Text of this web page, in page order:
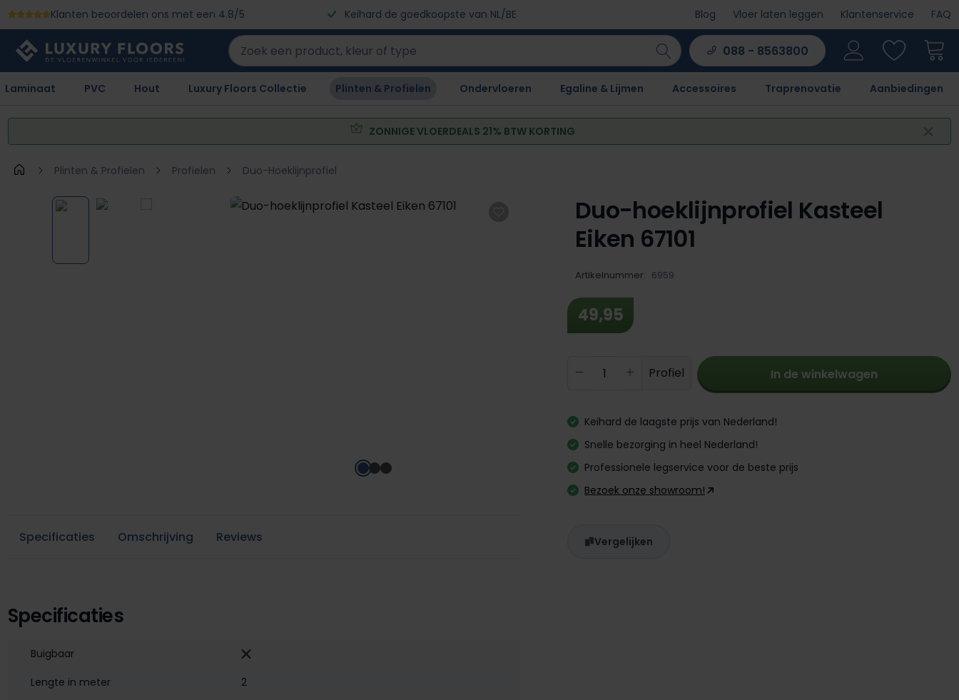
naar de hoofdinhoud
Ga naar de zoekopdracht
Ga naar de hoofdnavigatie
Klanten beoordelen ons met een 4.8/5 Keihard de goedkoopste van NL/BE Blog Vloer laten leggen Klantenservice FAQ
088 - 8563800
Laminaat PVC Hout Luxury Floors Collectie Plinten & Profielen Ondervloeren Egaline & Lijmen Accessoires Traprenovatie Aanbiedingen
ZONNIGE VLOERDEALS 21% BTW KORTING
Plinten & Profielen Profielen Duo-Hoeklijnprofiel
Afbeeldingengalerij overslaan
Specificaties Omschrijving Reviews
Specificaties
Buigbaar
Lengte in meter
2
Duo-hoeklijnprofiel Kasteel
Eiken 67101
Artikelnummer: 6959
49,95
Producthoeveelheid: Voer de gewenste
Profiel In de winkelwagen
Keihard de laagste prijs van Nederland!
Snelle bezorging in heel Nederland!
Professionele legservice voor de beste prijs
Bezoek onze showroom!
Vergelijken